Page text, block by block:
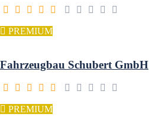
PREMIUM
Fahrzeugbau Schubert GmbH
PREMIUM